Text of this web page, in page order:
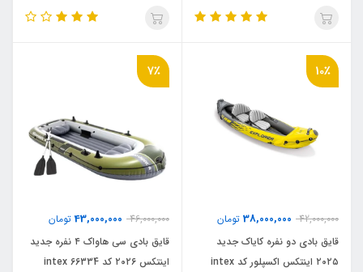
68380 n
68346
10٪
42,000,000
38,000,000 تومان
قایق بادی دو نفره کایاک جدید
۲۰۲۵ اینتکس اکسپلور کد intex
7٪
46,000,000
43,000,000تومان
قایق بادی سی هاواک ۴ نفره جدید
اینتکس ۲۰۲۶ کد 66334 intex